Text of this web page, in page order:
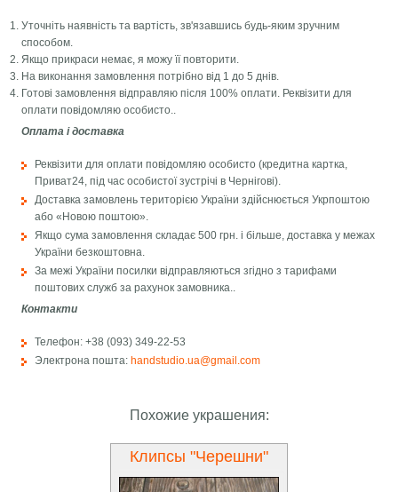
Уточніть наявність та вартість, зв'язавшись будь-яким зручним
способом.
Якщо прикраси немає, я можу її повторити.
На виконання замовлення потрібно від 1 до 5 днів.
Готові замовлення відправляю після 100% оплати. Реквізити для
оплати повідомляю особисто..
Оплата і доставка
Реквізити для оплати повідомляю особисто (кредитна картка,
Приват24, під час особистої зустрічі в Чернігові).
Доставка замовлень територією України здійснюється Укрпоштою
або «Новою поштою».
Якщо сума замовлення складає 500 грн. і більше, доставка у межах
України безкоштовна.
За межі України посилки відправляються згідно з тарифами
поштових служб за рахунок замовника..
Контакти
Телефон: +38 (093) 349-22-53
Электрона пошта:handstudio.ua@gmail.com
Похожие украшения:
Клипсы "Черешни"